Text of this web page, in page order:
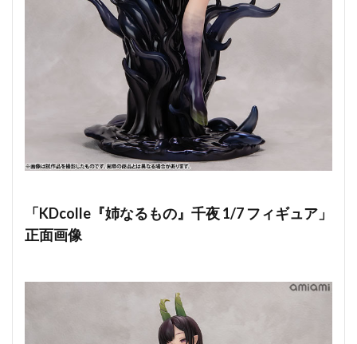
「KDcolle『姉なるもの』千夜 1/7 フィギュア」
正面画像